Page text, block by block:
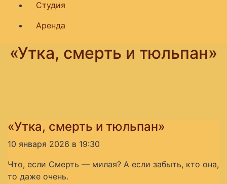
Студия
Аренда
«Утка, смерть и тюльпан»
«Утка, смерть и тюльпан»
10 января 2026 в 19:30
Что, если Смерть — милая? А если забыть, кто она,
то даже очень.